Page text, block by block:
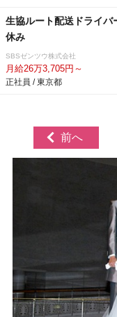
生協ルート配送ドライバ
休み
SBSゼンツウ株式会社
月給26万3,705円～
正社員 / 東京都
前へ